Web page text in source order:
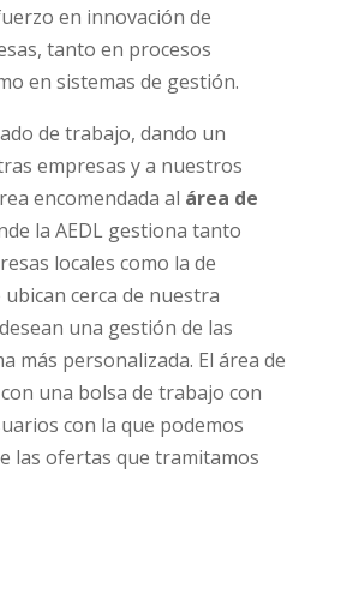
en innovación de
tanto en procesos
en sistemas de gestión.
de trabajo, dando un
empresas y a nuestros
encomendada al área de
la AEDL gestiona tanto
locales como la de
cerca de nuestra
una gestión de las
más personalizada. El área de
una bolsa de trabajo con
con la que podemos
las ofertas que tramitamos